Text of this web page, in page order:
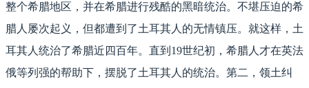
整个希腊地区，并在希腊进行残酷的黑暗统治。不堪压迫的希
腊人屡次起义，但都遭到了土耳其人的无情镇压。就这样，土
耳其人统治了希腊近四百年。直到19世纪初，希腊人才在英法
俄等列强的帮助下，摆脱了土耳其人的统治。第二，领土纠